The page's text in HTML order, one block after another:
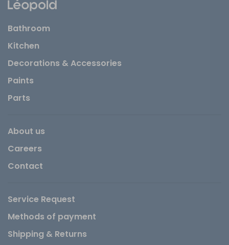
Bathroom
Kitchen
Decorations & Accessories
Paints
Parts
About us
Careers
Contact
Service Request
Methods of payment
Shipping & Returns